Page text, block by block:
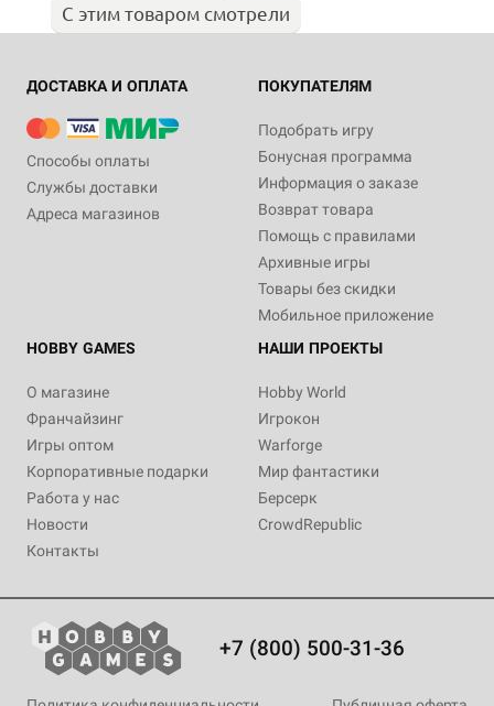
С этим товаром смотрели
ДОСТАВКА И ОПЛАТА
Способы оплаты
Службы доставки
Адреса магазинов
ПОКУПАТЕЛЯМ
Подобрать игру
Бонусная программа
Информация о заказе
Возврат товара
Помощь с правилами
Архивные игры
Товары без скидки
Мобильное приложение
HOBBY GAMES
О магазине
Франчайзинг
Игры оптом
Корпоративные подарки
Работа у нас
Новости
Контакты
НАШИ ПРОЕКТЫ
Hobby World
Игрокон
Warforge
Мир фантастики
Берсерк
CrowdRepublic
+7 (800) 500-31-36